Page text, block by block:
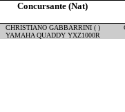
Concursante (Nat)
CHRISTIANO GABBARRINI ( )
YAMAHA QUADDY YXZ1000R